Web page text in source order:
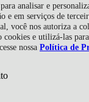
analisar e
e em serviços de
você nos autoriza a
cookies e utilizá-las
nossa Política de